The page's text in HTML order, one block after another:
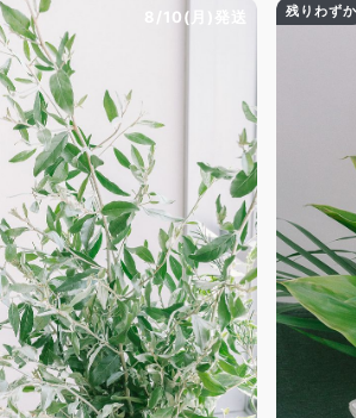
8/10(月)発送 残りわずか